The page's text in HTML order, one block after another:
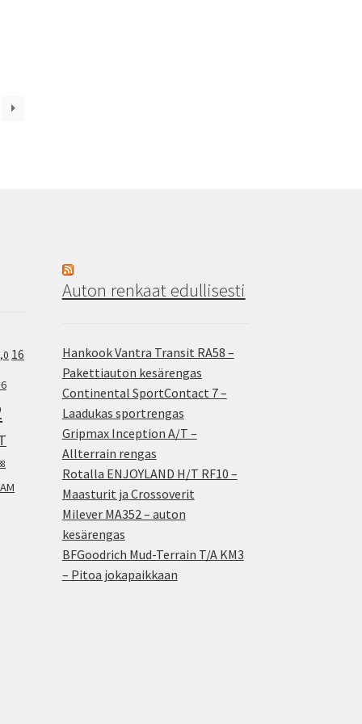
16
Auton renkaat edullisesti
Hankook Vantra Transit RA58 –
Pakettiauton kesärengas
Continental SportContact 7 –
Laadukas sportrengas
Gripmax Inception A/T –
Allterrain rengas
Rotalla ENJOYLAND H/T RF10 –
Maasturit ja Crossoverit
Milever MA352 – auton
kesärengas
BFGoodrich Mud-Terrain T/A KM3
– Pitoa jokapaikkaan